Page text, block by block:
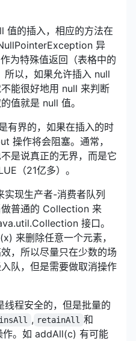
值的插入，相应的方法在
异
为特殊值返回（表格中的
以，如果允许插入 null
能很好地用 null 来判断
值就是 null 值。
有界的，如果在插入的时
操作将会阻塞。通常，
是说真正的无界，而是它
（21亿多）。
现生产者-消费者队列
普通的 Collection 来
接口。
来删除任意一个元素，
，所以尽量只在少数的场
队，但是需要做取消操作
程安全的，但是批量的
, retainAll 和
作。如 addAll(c) 有可能